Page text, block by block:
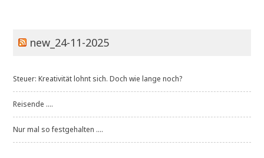
new_24-11-2025
Steuer: Kreativität lohnt sich. Doch wie lange noch?
Reisende ....
Nur mal so festgehalten ....